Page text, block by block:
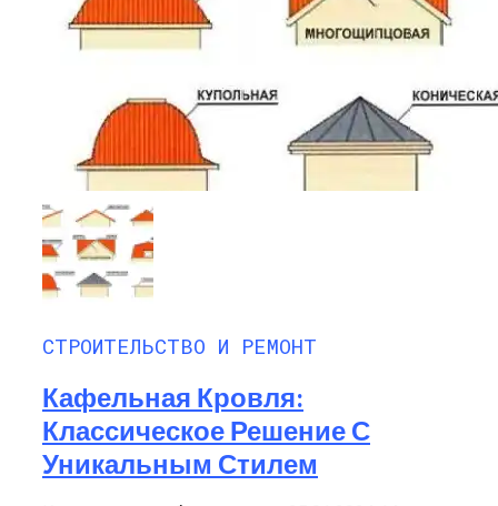
СТРОИТЕЛЬСТВО И РЕМОНТ
Кафельная Кровля:
Классическое Решение С
Уникальным Стилем